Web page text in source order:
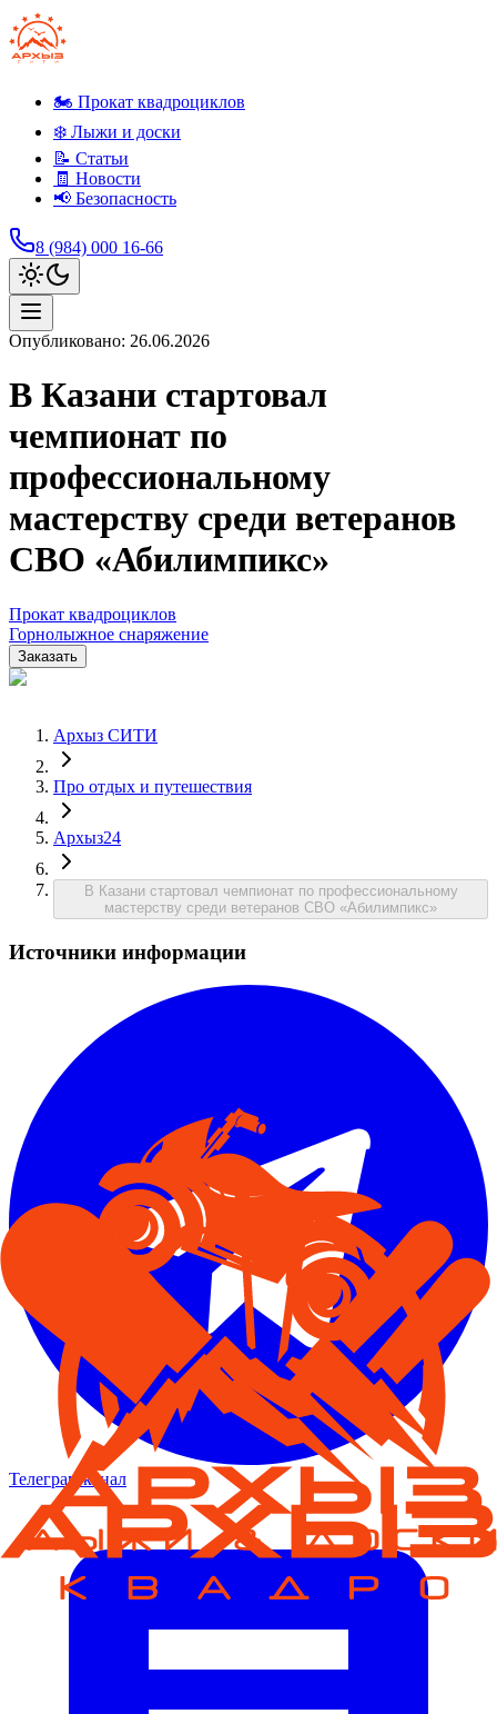
🏍️ Прокат квадроциклов
❄️ Лыжи и доски
📝 Статьи
🧾 Новости
📢 Безопасность
8 (984) 000 16-66
Опубликовано: 26.06.2026
В Казани стартовал
чемпионат по
профессиональному
мастерству среди ветеранов
СВО «Абилимпикс»
Прокат квадроциклов
Горнолыжное снаряжение
Заказать
Архыз СИТИ
Про отдых и путешествия
Архыз24
В Казани стартовал чемпионат по профессиональному
мастерству среди ветеранов СВО «Абилимпикс»
Источники информации
Телеграм канал